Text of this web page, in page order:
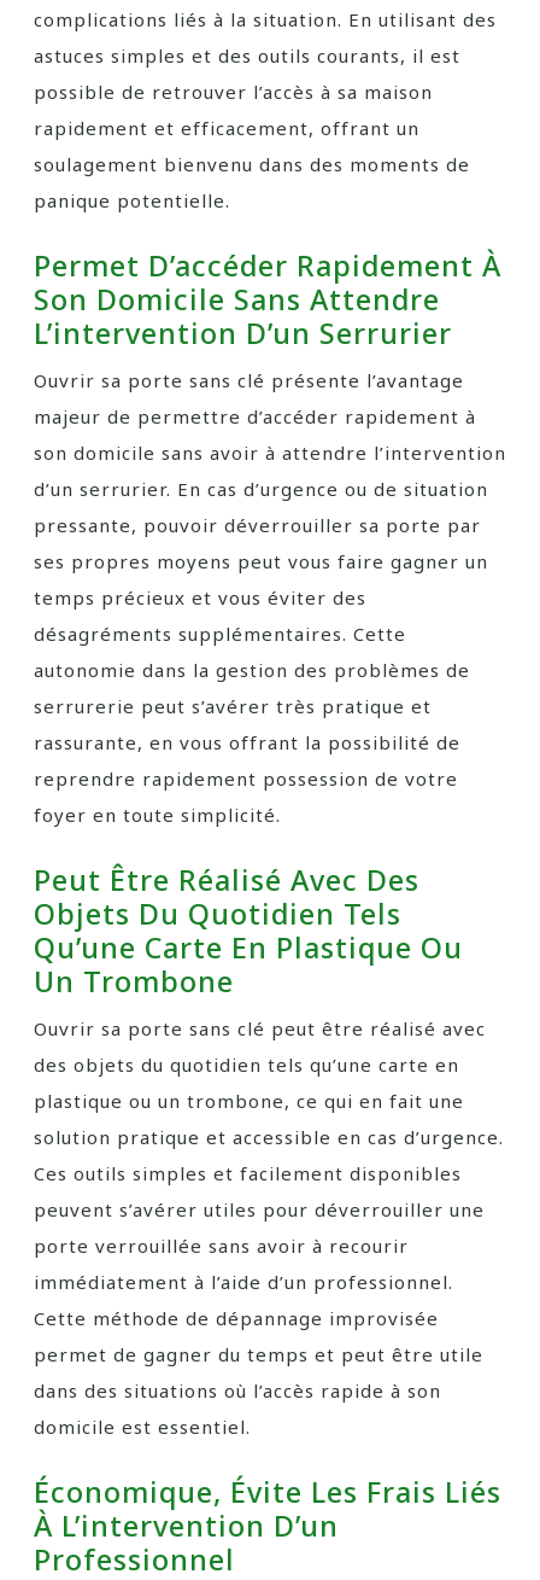
complications liés à la situation. En utilisant des
astuces simples et des outils courants, il est
possible de retrouver l’accès à sa maison
rapidement et efficacement, offrant un
soulagement bienvenu dans des moments de
panique potentielle.
Permet D’accéder Rapidement À
Son Domicile Sans Attendre
L’intervention D’un Serrurier
Ouvrir sa porte sans clé présente l’avantage
majeur de permettre d’accéder rapidement à
son domicile sans avoir à attendre l’intervention
d’un serrurier. En cas d’urgence ou de situation
pressante, pouvoir déverrouiller sa porte par
ses propres moyens peut vous faire gagner un
temps précieux et vous éviter des
désagréments supplémentaires. Cette
autonomie dans la gestion des problèmes de
serrurerie peut s’avérer très pratique et
rassurante, en vous offrant la possibilité de
reprendre rapidement possession de votre
foyer en toute simplicité.
Peut Être Réalisé Avec Des
Objets Du Quotidien Tels
Qu’une Carte En Plastique Ou
Un Trombone
Ouvrir sa porte sans clé peut être réalisé avec
des objets du quotidien tels qu’une carte en
plastique ou un trombone, ce qui en fait une
solution pratique et accessible en cas d’urgence.
Ces outils simples et facilement disponibles
peuvent s’avérer utiles pour déverrouiller une
porte verrouillée sans avoir à recourir
immédiatement à l’aide d’un professionnel.
Cette méthode de dépannage improvisée
permet de gagner du temps et peut être utile
dans des situations où l’accès rapide à son
domicile est essentiel.
Économique, Évite Les Frais Liés
À L’intervention D’un
Professionnel